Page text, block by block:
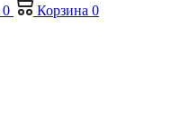
0 Корзина 0